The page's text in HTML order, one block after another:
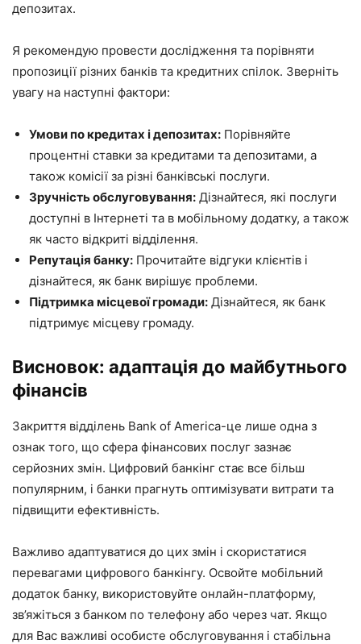
депозитах.
Я рекомендую провести дослідження та порівняти
пропозиції різних банків та кредитних спілок. Зверніть
увагу на наступні фактори:
Умови по кредитах і депозитах: Порівняйте
процентні ставки за кредитами та депозитами, а
також комісії за різні банківські послуги.
Зручність обслуговування: Дізнайтеся, які послуги
доступні в Інтернеті та в мобільному додатку, а також
як часто відкриті відділення.
Репутація банку: Прочитайте відгуки клієнтів і
дізнайтеся, як банк вирішує проблеми.
Підтримка місцевої громади: Дізнайтеся, як банк
підтримує місцеву громаду.
Висновок: адаптація до майбутнього
фінансів
Закриття відділень Bank of America-це лише одна з
ознак того, що сфера фінансових послуг зазнає
серйозних змін. Цифровий банкінг стає все більш
популярним, і банки прагнуть оптимізувати витрати та
підвищити ефективність.
Важливо адаптуватися до цих змін і скористатися
перевагами цифрового банкінгу. Освойте мобільний
додаток банку, використовуйте онлайн-платформу,
зв’яжіться з банком по телефону або через чат. Якщо
для Вас важливі особисте обслуговування і стабільна